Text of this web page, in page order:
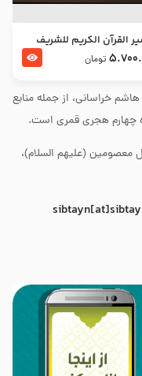
خراسانی، از جمله منابع
چهارم هجری قمری است.
(علیهم السلام)،
القرآن الكريم للشريف
قدس سرّه
تومان